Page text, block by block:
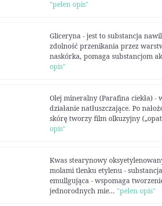
"pełen opis"
Gliceryna - jest to substancja
zdolność przenikania przez
naskórka, pomaga substancjom
opis"
Olej mineralny (Parafina ciekła) -
działanie natłuszczające. Po
skórę tworzy film olkuzyjny
opis"
Kwas stearynowy
molami tlenku etylenu - substancja
emullgująca - wspomaga
jednorodnych mie... "pełen opis"